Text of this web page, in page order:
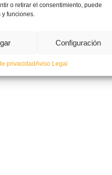
o retirar el consentimiento, puede
y funciones.
Configuración
privacidadAviso Legal